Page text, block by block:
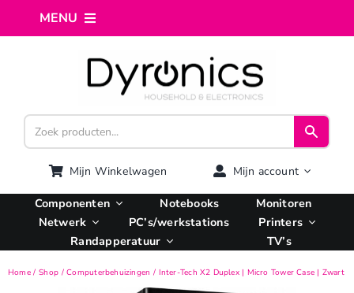
MENU
Webshop
Computer reparatie
AI Integratie
Hosting
Mijn Winkelwagen Mijn account
Componenten Notebooks
Monitoren
Netwerk
PC’s/werkstations
Printers
Randapperatuur
TV’s
Home Shop Computerbehuizingen Inter-Tech X2 Duplex | Micro Tower Case | Zwart